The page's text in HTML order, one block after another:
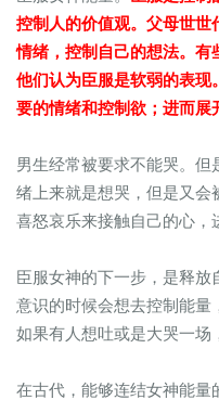
控制人的价值观。父母世世
情绪，控制自己的想法。有
他们认为臣服是软弱的表现
要的情绪和控制欲；进而展
男生经常被要求不能哭。
绪上来就是想哭，但是又会
喜怒哀乐来接触自己的心，
臣服女神的下一步，是释
意识的时候会想去控制能量
如果有人想吐或是大哭一场
在古代，能够连结女神能量